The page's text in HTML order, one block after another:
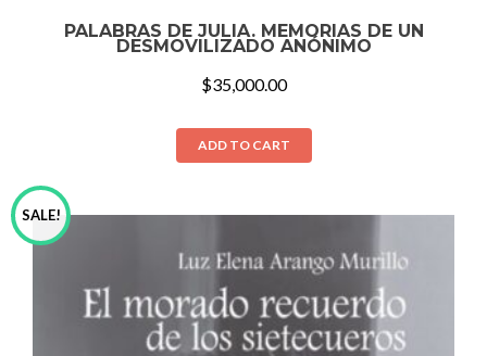
PALABRAS DE JULIA. MEMORIAS DE UN
DESMOVILIZADO ANÓNIMO
$35,000.00
ADD TO CART
SALE!